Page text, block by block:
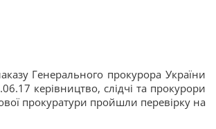
Генерального прокурора України
керівництво, слідчі та прокурори
прокуратури пройшли перевірку на